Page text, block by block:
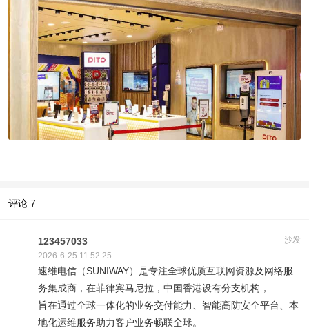
评论 7
沙发
123457033
2026-6-25 11:52:25
速维电信（SUNIWAY）是专注全球优质互联网资源及网络服
务集成商，在菲律宾马尼拉，中国香港设有分支机构，
旨在通过全球一体化的业务交付能力、智能高防安全平台、本
地化运维服务助力客户业务畅联全球。